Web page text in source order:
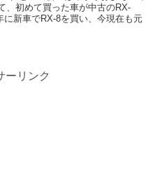
、初めて買った車が中古のRX-
新車でRX-8を買い、今現在も元
ーリンク